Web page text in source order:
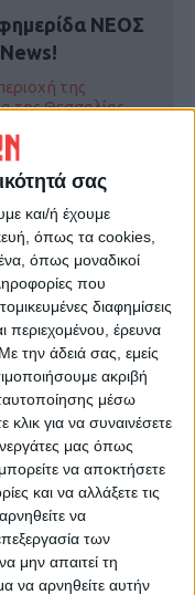
σας
και/ή έχουμε
όπως τα cookies,
όπως μοναδικοί
που
διαφημίσεις
περιεχομένου, έρευνα
Με την άδειά σας, εμείς
ακριβή
μέσω
για να συναινέσετε
μας όπως
να αποκτήσετε
και να αλλάξετε τις
να
των
μην απαιτεί τη
να αρνηθείτε αυτήν
ΝΕΟΣ
της
της Θεσσαλίας
ΕΠΟΜΕΝΟ ΑΡΘΡΟ
το συμβόλαιο της
ΑΣΑ με τον Αρη Λώττα